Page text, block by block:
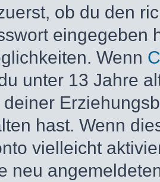
ob du den
eingegeben
Wenn
unter 13 Jahre
hast. Wenn
vielleicht
neu